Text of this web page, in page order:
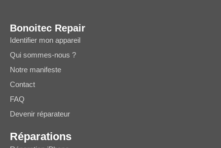
Bonoitec Repair
Identifier mon appareil
Qui sommes-nous ?
Notre manifeste
Contact
FAQ
Devenir réparateur
Réparations